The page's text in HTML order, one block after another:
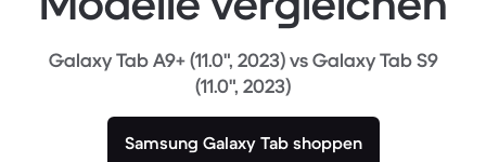
Galaxy Tab A9+ (11.0", 2023) vs Galaxy Tab S9
(11.0", 2023)
Samsung Galaxy Tab shoppen